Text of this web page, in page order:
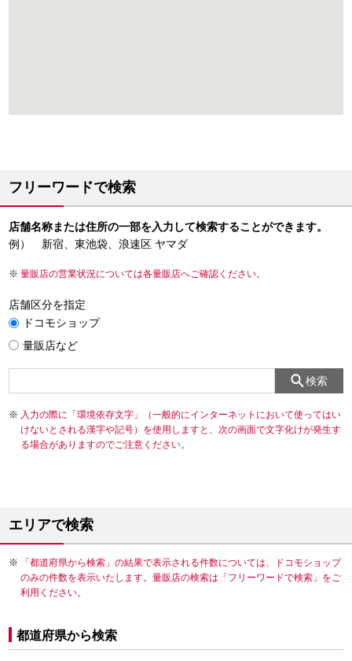
フリーワードで検索
店舗名称または住所の一部を入力して検索することができます。
例） 新宿、東池袋、浪速区 ヤマダ
量販店の営業状況については各量販店へご確認ください。
店舗区分を指定
ドコモショップ
量販店など
検索
入力の際に「環境依存文字」（一般的にインターネットにおいて使ってはい
けないとされる漢字や記号）を使用しますと、次の画面で文字化けが発生す
る場合がありますのでご注意ください。
エリアで検索
「都道府県から検索」の結果で表示される件数については、ドコモショップ
のみの件数を表示いたします。量販店の検索は「フリーワードで検索」をご
利用ください。
都道府県から検索